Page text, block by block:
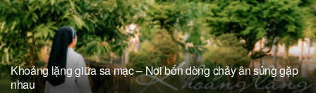
Khoảng lặng giữa sa mạc – Nơi bốn dòng chảy ân sủng gặp
nhau